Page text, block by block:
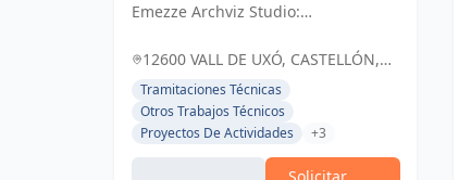
Emezze Archviz Studio:
arquitectónicos en la Vall
Imágenes que inspiran
realidad.
12600 VALL DE UXÓ, CASTELLÓN,
ESPAÑA, España
Tramitaciones Técnicas
Otros Trabajos Técnicos
Proyectos De Actividades
+3